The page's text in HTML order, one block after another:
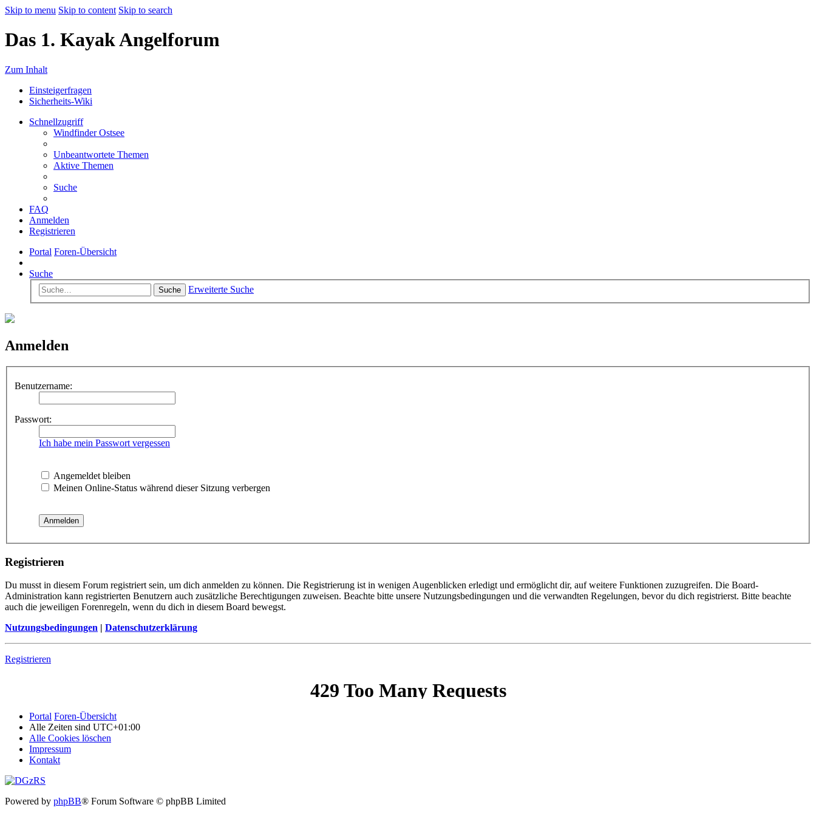
Skip to menu Skip to content Skip to search
Das 1. Kayak Angelforum
Zum Inhalt
Einsteigerfragen
Sicherheits-Wiki
Schnellzugriff
Windfinder Ostsee
Unbeantwortete Themen
Aktive Themen
Suche
FAQ
Anmelden
Registrieren
Portal Foren-Übersicht
Suche
Suche Erweiterte Suche
Anmelden
Benutzername:
Passwort:
Ich habe mein Passwort vergessen
Angemeldet bleiben
Meinen Online-Status während dieser Sitzung verbergen
Registrieren
Du musst in diesem Forum registriert sein, um dich anmelden zu können. Die Registrierung ist in wenigen Augenblicken erledigt und ermöglicht dir, auf weitere Funktionen zuzugreifen. Die Board-
Administration kann registrierten Benutzern auch zusätzliche Berechtigungen zuweisen. Beachte bitte unsere Nutzungsbedingungen und die verwandten Regelungen, bevor du dich registrierst. Bitte beachte
auch die jeweiligen Forenregeln, wenn du dich in diesem Board bewegst.
Nutzungsbedingungen | Datenschutzerklärung
Registrieren
Portal Foren-Übersicht
Alle Zeiten sind UTC+01:00
Alle Cookies löschen
Impressum
Kontakt
Powered by phpBB® Forum Software © phpBB Limited